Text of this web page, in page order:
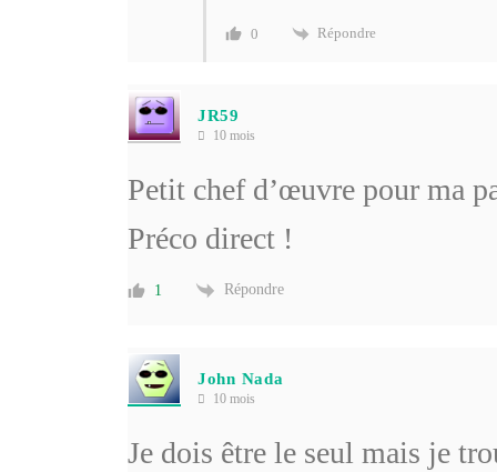
0 Répondre
JR59
10 mois
Petit chef d’œuvre pour ma
Préco direct !
1 Répondre
John Nada
10 mois
Je dois être le seul mais je